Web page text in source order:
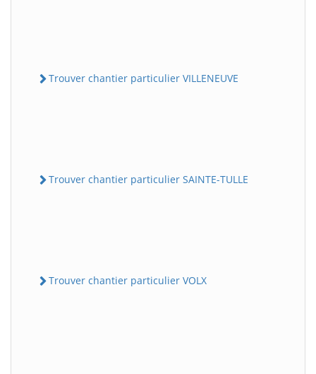
Trouver chantier particulier VILLENEUVE
Trouver chantier particulier SAINTE-TULLE
Trouver chantier particulier VOLX